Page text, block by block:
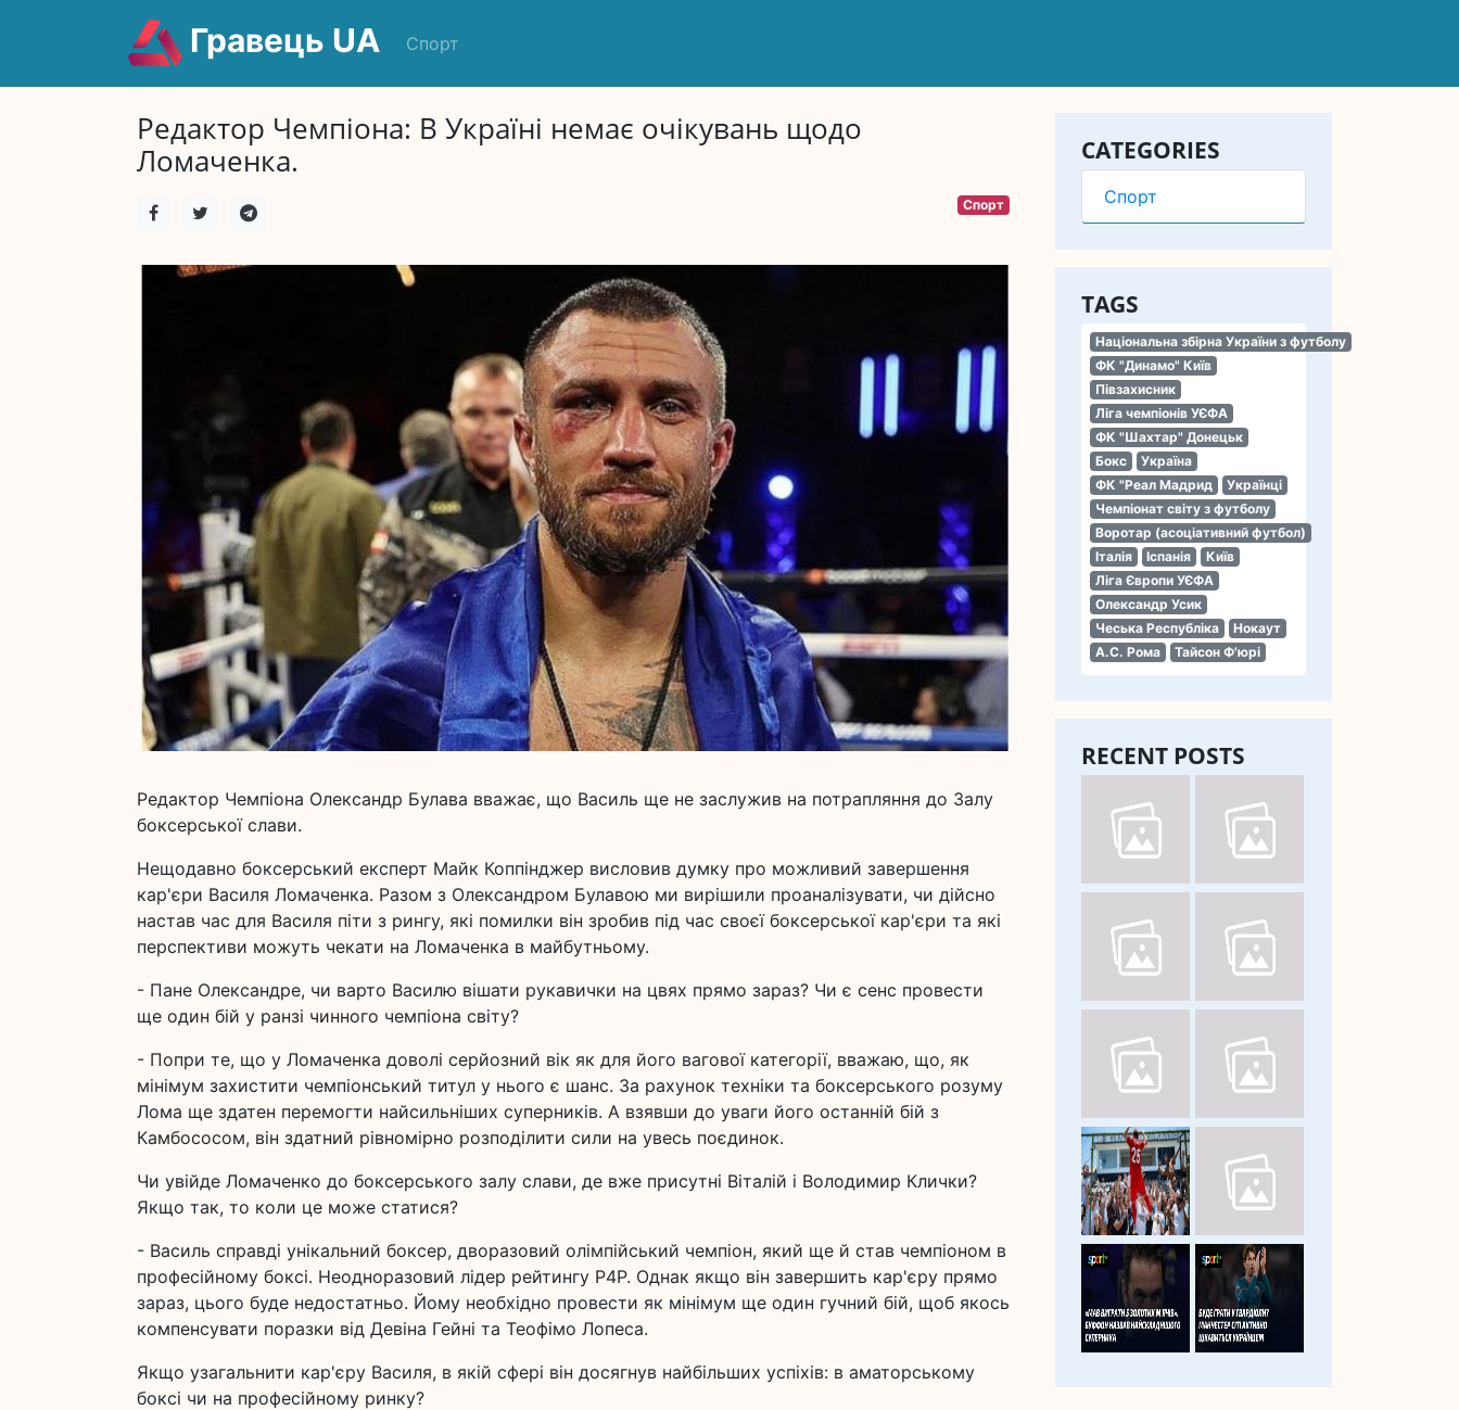
Гравець UA Спорт
CATEGORIES
Спорт
TAGS
Національна збірна України з футболу
ФК "Динамо" Київ
Півзахисник
Ліга чемпіонів УЄФА
ФК "Шахтар" Донецьк
Бокс
Україна
ФК "Реал Мадрид
Українці
Чемпіонат світу з футболу
Воротар (асоціативний футбол)
Італія
Іспанія
Київ
Ліга Європи УЄФА
Олександр Усик
Чеська Республіка
Нокаут
А.С. Рома
Тайсон Ф'юрі
RECENT POSTS
Редактор Чемпіона: В Україні немає очікувань щодо
Ломаченка.
Спорт
Редактор Чемпіона Олександр Булава вважає, що Василь ще не заслужив на потрапляння до Залу
боксерської слави.
Нещодавно боксерський експерт Майк Коппінджер висловив думку про можливий завершення
кар'єри Василя Ломаченка. Разом з Олександром Булавою ми вирішили проаналізувати, чи дійсно
настав час для Василя піти з рингу, які помилки він зробив під час своєї боксерської кар'єри та які
перспективи можуть чекати на Ломаченка в майбутньому.
- Пане Олександре, чи варто Василю вішати рукавички на цвях прямо зараз? Чи є сенс провести
ще один бій у ранзі чинного чемпіона світу?
- Попри те, що у Ломаченка доволі серйозний вік як для його вагової категорії, вважаю, що, як
мінімум захистити чемпіонський титул у нього є шанс. За рахунок техніки та боксерського розуму
Лома ще здатен перемогти найсильніших суперників. А взявши до уваги його останній бій з
Камбососом, він здатний рівномірно розподілити сили на увесь поєдинок.
Чи увійде Ломаченко до боксерського залу слави, де вже присутні Віталій і Володимир Клички?
Якщо так, то коли це може статися?
- Василь справді унікальний боксер, дворазовий олімпійський чемпіон, який ще й став чемпіоном в
професійному боксі. Неодноразовий лідер рейтингу P4P. Однак якщо він завершить кар'єру прямо
зараз, цього буде недостатньо. Йому необхідно провести як мінімум ще один гучний бій, щоб якось
компенсувати поразки від Девіна Гейні та Теофімо Лопеса.
Якщо узагальнити кар'єру Василя, в якій сфері він досягнув найбільших успіхів: в аматорському
боксі чи на професійному ринку?